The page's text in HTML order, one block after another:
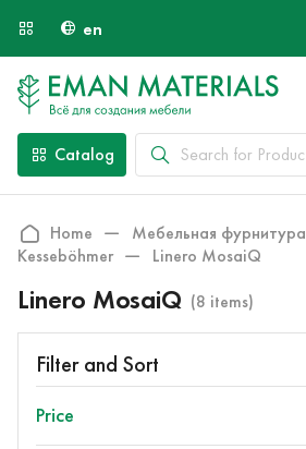
en
Catalog
Home
Мебельная фурнитура
Kesseböhmer
Linero MosaiQ
Linero MosaiQ (8 items)
Filter and Sort
Price